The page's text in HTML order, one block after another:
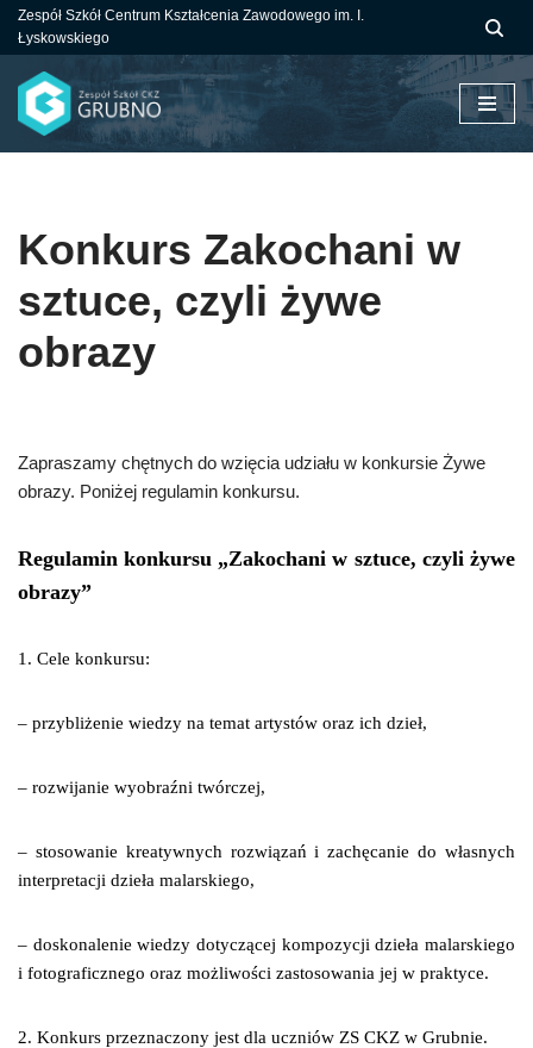
do
treści
Zespół Szkół Centrum Kształcenia Zawodowego im. I.
Łyskowskiego
Konkurs Zakochani w
sztuce, czyli żywe
obrazy
Zapraszamy chętnych do wzięcia udziału w konkursie Żywe
obrazy. Poniżej regulamin konkursu.
Regulamin konkursu „Zakochani w sztuce, czyli żywe
obrazy”
1. Cele konkursu:
– przybliżenie wiedzy na temat artystów oraz ich dzieł,
– rozwijanie wyobraźni twórczej,
– stosowanie kreatywnych rozwiązań i zachęcanie do własnych
interpretacji dzieła malarskiego,
– doskonalenie wiedzy dotyczącej kompozycji dzieła malarskiego
i fotograficznego oraz możliwości zastosowania jej w praktyce.
2. Konkurs przeznaczony jest dla uczniów ZS CKZ w Grubnie.